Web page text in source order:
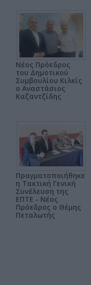
Νέος Πρόεδρος
του Δημοτικού
Συμβουλίου Κιλκίς
ο Αναστάσιος
Καζαντζίδης
Πραγματοποιήθηκε
η Τακτική Γενική
Συνέλευση της
ΕΠΤΕ - Νέος
Πρόεδρος ο Θέμης
Πεταλωτής